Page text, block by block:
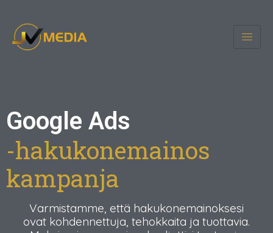
Google Ads
-hakukonemainos
kampanja
Varmistamme, että hakukonemainoksesi
ovat kohdennettuja, tehokkaita ja tuottavia.